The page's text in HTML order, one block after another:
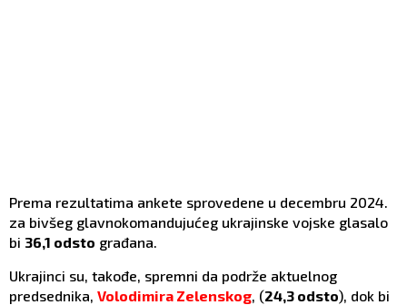
Prema rezultatima ankete sprovedene u decembru 2024.
za bivšeg glavnokomandujućeg ukrajinske vojske glasalo
bi 36,1 odsto građana.
Ukrajinci su, takođe, spremni da podrže aktuelnog
predsednika, Volodimira Zelenskog , (24,3 odsto), dok bi